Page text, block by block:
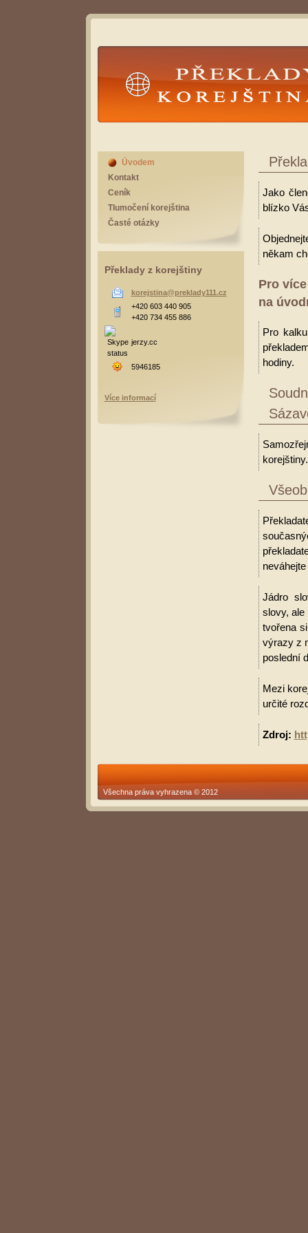
Překlady Korejština
Jako
blízko
někam
Pro
na
Pro
hodiny.
korejštiny.
Jádro
slovy, ale
tvořena
výrazy z
poslední
Mezi
určité
Zdroj:
Úvodem
Kontakt
Ceník
Tlumočení korejština
Časté otázky
Překlady z korejštiny
korejstina@preklady111.cz
+420 603 440 905
+420 734 455 886
jerzy.cc
5946185
Více informací
Všechna práva vyhrazena © 2012